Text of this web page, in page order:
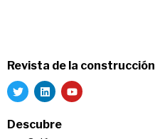
Revista de la construcción
Descubre